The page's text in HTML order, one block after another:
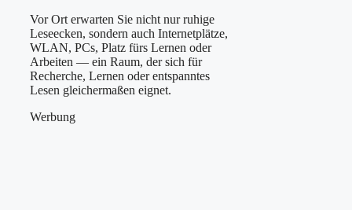
Vor Ort erwarten Sie nicht nur ruhige
Leseecken, sondern auch Internetplätze,
WLAN, PCs, Platz fürs Lernen oder
Arbeiten — ein Raum, der sich für
Recherche, Lernen oder entspanntes
Lesen gleichermaßen eignet.
Werbung